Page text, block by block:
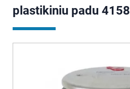
plastikiniu padu